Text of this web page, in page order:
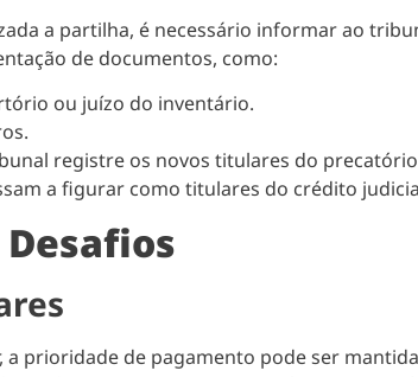
a partilha, é necessário informar ao
de documentos, como:
ou juízo do inventário.
registre os novos titulares do
a figurar como titulares do crédito
Desafios
prioridade de pagamento pode ser